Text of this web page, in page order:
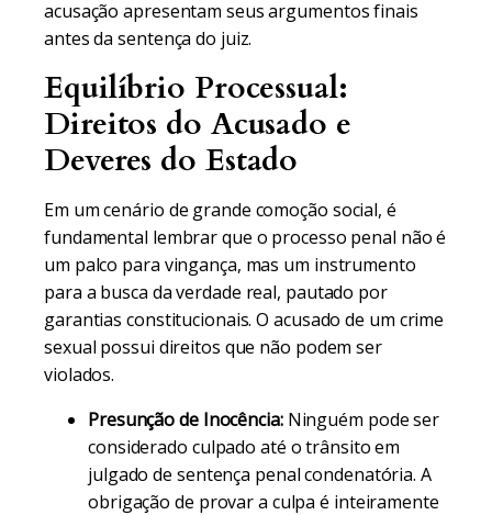
acusação apresentam seus argumentos finais
antes da sentença do juiz.
Equilíbrio Processual:
Direitos do Acusado e
Deveres do Estado
Em um cenário de grande comoção social, é
fundamental lembrar que o processo penal não é
um palco para vingança, mas um instrumento
para a busca da verdade real, pautado por
garantias constitucionais. O acusado de um crime
sexual possui direitos que não podem ser
violados.
Presunção de Inocência:Ninguém pode ser
considerado culpado até o trânsito em
julgado de sentença penal condenatória. A
obrigação de provar a culpa é inteiramente